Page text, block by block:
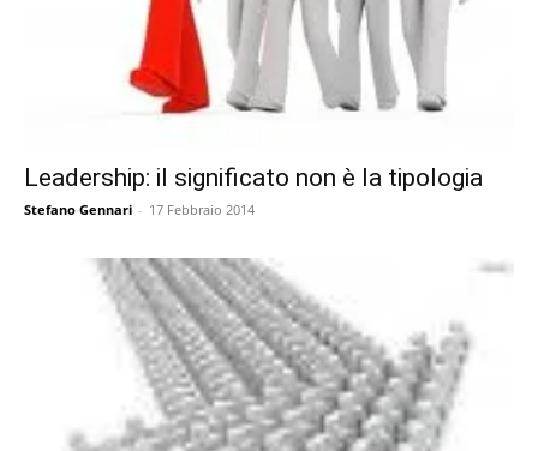
Leadership: il significato non è la tipologia
Stefano Gennari - 17 Febbraio 2014